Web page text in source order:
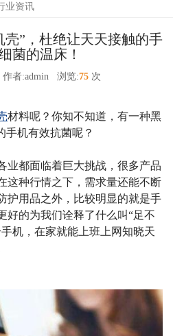
业资讯
壳”，杜绝让天天接触的手
菌的温床！
作者:admin 浏览:75 次
材料呢？你知不知道，有一种黑
手机有效抗菌呢？
业都面临着巨大挑战，很多产品
这种行情之下，需求量还能不断
护用品之外，比较明显的就是手
好的为我们诠释了什么叫“足不
机，在家就能上班上网知晓天